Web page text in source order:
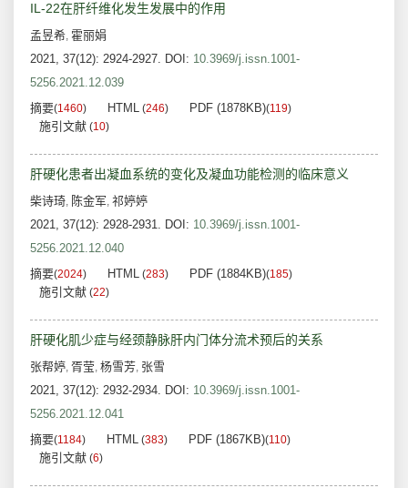
IL-22在肝纤维化发生发展中的作用
孟昱希, 霍丽娟
2021, 37(12): 2924-2927. DOI: 10.3969/j.issn.1001-
5256.2021.12.039
摘要(1460) HTML (246) PDF (1878KB)(119)
施引文献 (10)
肝硬化患者出凝血系统的变化及凝血功能检测的临床意义
柴诗琦, 陈金军, 祁婷婷
2021, 37(12): 2928-2931. DOI: 10.3969/j.issn.1001-
5256.2021.12.040
摘要(2024) HTML (283) PDF (1884KB)(185)
施引文献 (22)
肝硬化肌少症与经颈静脉肝内门体分流术预后的关系
张帮婷, 胥莹, 杨雪芳, 张雪
2021, 37(12): 2932-2934. DOI: 10.3969/j.issn.1001-
5256.2021.12.041
摘要(1184) HTML (383) PDF (1867KB)(110)
施引文献 (6)